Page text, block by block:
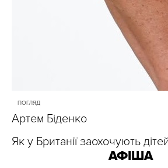
ПОГЛЯД
Артем Біденко
Як у Британії заохочують
АФІША